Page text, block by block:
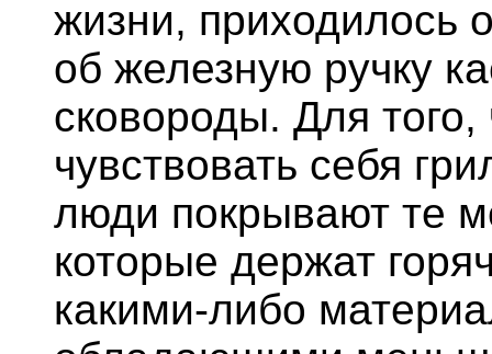
жизни, приходилось
об железную ручку
сковороды. Для
чувствовать себя
люди покрывают те
которые держат
какими-либо